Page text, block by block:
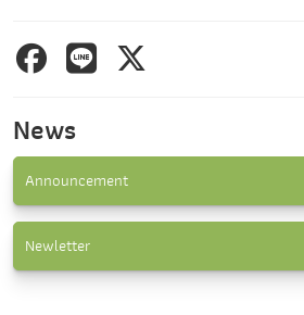
News
Announcement
Newletter